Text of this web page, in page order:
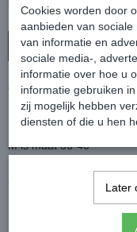
In
Comfortabele kousen
Met een goede
Kleur: Dark Green
M is maat 36-40
75% katoen, 20% nylon,
Cookies worden door
aanbieden van
van informatie en
sociale media-,
informatie over hoe u
informatie gebruiken
zij mogelijk hebben
diensten of die u hen
Later